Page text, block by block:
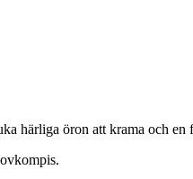
härliga öron att krama och en